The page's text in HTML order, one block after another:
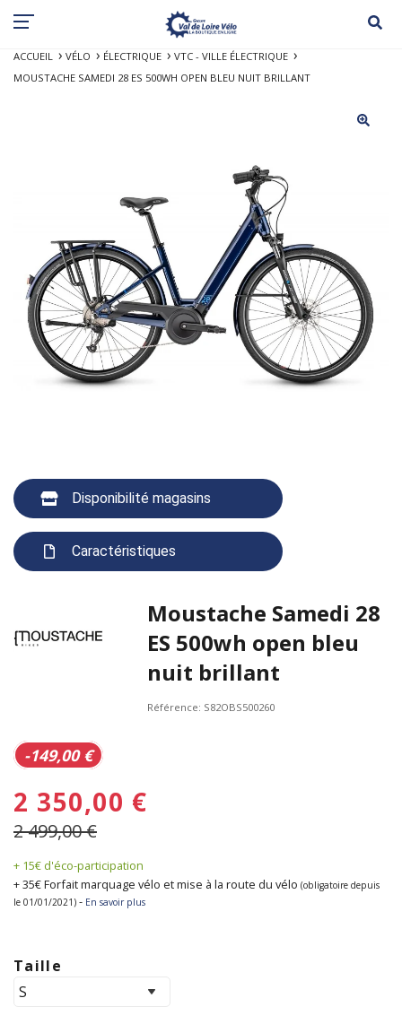
ACCUEIL VÉLO ÉLECTRIQUE
VTC - VILLE ÉLECTRIQUE
MOUSTACHE SAMEDI 28 ES 500WH OPEN BLEU NUIT BRILLANT
Disponibilité magasins
Caractéristiques
Moustache Samedi 28
ES 500wh open bleu
nuit brillant
Référence: S82OBS500260
-149,00 €
2 350,00 €
2 499,00 €
+ 15€ d'éco-participation
+ 35€ Forfait marquage vélo et mise à la route du vélo (obligatoire depuis
le 01/01/2021) - En savoir plus
Taille